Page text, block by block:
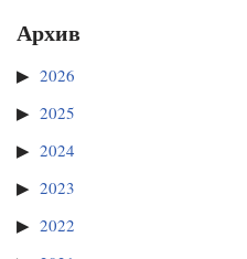
Архив
2026
2025
2024
2023
2022